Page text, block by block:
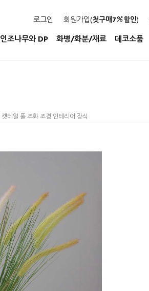
로그인 회원가입(첫구매7 할인)
인조나무와 DP 화병/화분/재료 데코소품
테일 풀 조화 조경 인테리어 장식